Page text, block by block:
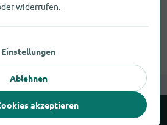
Städten angeboten.
widerrufen.
Einstellungen
Ablehnen
akzeptieren